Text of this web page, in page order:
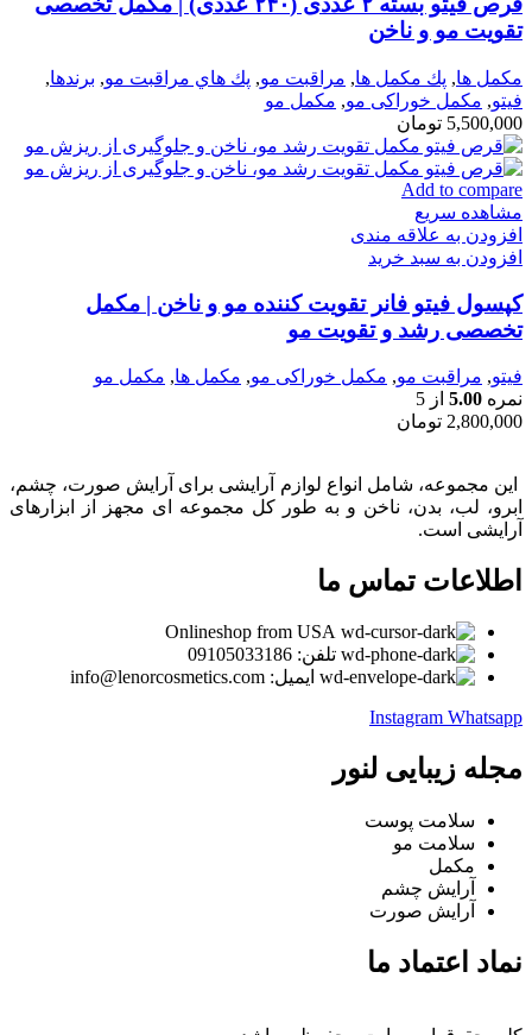
تقویت مو و ناخن
مكمل ها, پك مكمل ها, مراقبت مو, پك هاي مراقبت مو, برندها,
فيتو, مكمل خوراكی مو, مکمل مو
5,500,000 تومان
Add to compare
مشاهده سریع
افزودن به علاقه مندی
افزودن به سبد خرید
کپسول فیتو فانر تقویت کننده مو و ناخن | مکمل
تخصصی رشد و تقویت مو
فيتو, مراقبت مو, مكمل خوراكی مو, مكمل ها, مکمل مو
نمره 5.00 از 5
2,800,000 تومان
این مجموعه، شامل انواع لوازم آرایشی برای آرایش صورت، چشم،
ابرو، لب، بدن، ناخن و به طور کل مجموعه ای مجهز از ابزارهای
آرایشی است.
اطلاعات تماس ما
Onlineshop from USA
تلفن: 09105033186
ایمیل: info@lenorcosmetics.com
Instagram Whatsapp
مجله زیبایی لنور
سلامت پوست
سلامت مو
مکمل
آرایش چشم
آرایش صورت
نماد اعتماد ما